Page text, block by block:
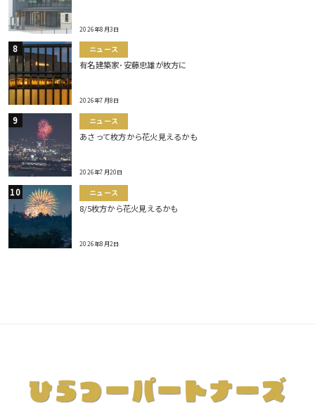
2026年8月3日
ニュース
有名建築家･安藤忠雄が枚方に
2026年7月8日
ニュース
あさって枚方から花火見えるかも
2026年7月20日
ニュース
8/5枚方から花火見えるかも
2026年8月2日